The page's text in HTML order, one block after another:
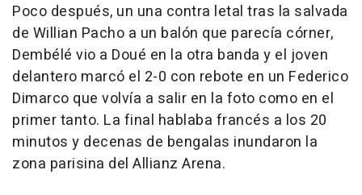
Poco después, un una contra letal tras la salvada
de Willian Pacho a un balón que parecía córner,
Dembélé vio a Doué en la otra banda y el joven
delantero marcó el 2-0 con rebote en un Federico
Dimarco que volvía a salir en la foto como en el
primer tanto. La final hablaba francés a los 20
minutos y decenas de bengalas inundaron la
zona parisina del Allianz Arena.